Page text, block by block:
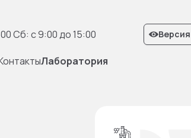
Сб: с 9:00 до 15:00
Лаборатория